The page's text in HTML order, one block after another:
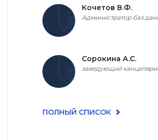
Кочетов В.Ф.
Администратор баз
Сорокина А.С.
заведующий
ПОЛНЫЙ СПИСОК